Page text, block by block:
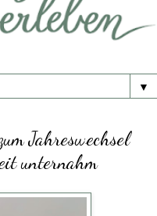
▼
Jahreswechsel
unternahm